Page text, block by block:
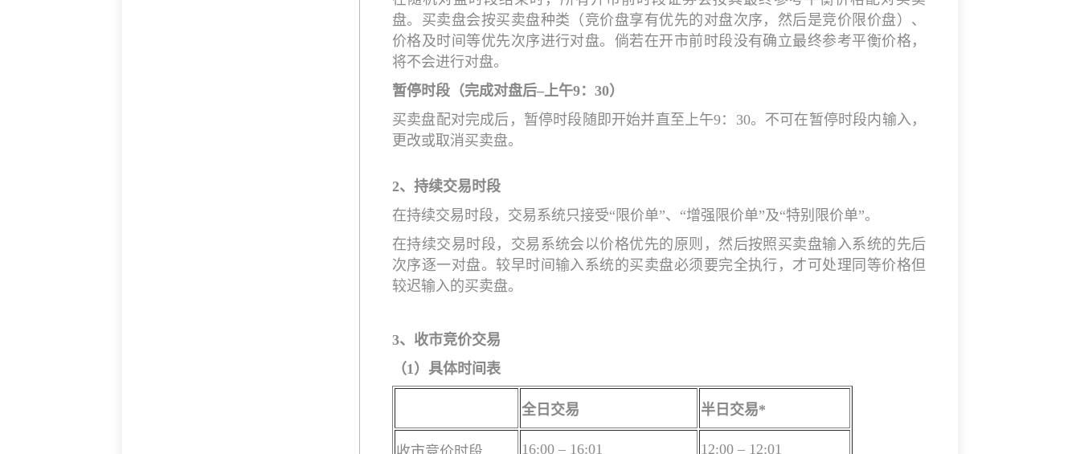
盘。买卖盘会按买卖盘种类（竞价盘享有优先的对盘次序，然后是竞价限价盘）、
价格及时间等优先次序进行对盘。倘若在开市前时段没有确立最终参考平衡价格，
将不会进行对盘。
暂停时段（完成对盘后–上午9： 30）
买卖盘配对完成后，暂停时段随即开始并直至上午9：30。不可在暂停时段内输入，
更改或取消买卖盘。
2、持续交易时段
在持续交易时段，交易系统只接受“限价单”、“增强限价单”及“特别限价单”。
在持续交易时段，交易系统会以价格优先的原则，然后按照买卖盘输入系统的先后
次序逐一对盘。较早时间输入系统的买卖盘必须要完全执行，才可处理同等价格但
较迟输入的买卖盘。
3、 收市竞价交易
（1）具体时间表
全日交易 半日交易*
16:00 – 16:01 12:00 – 12:01